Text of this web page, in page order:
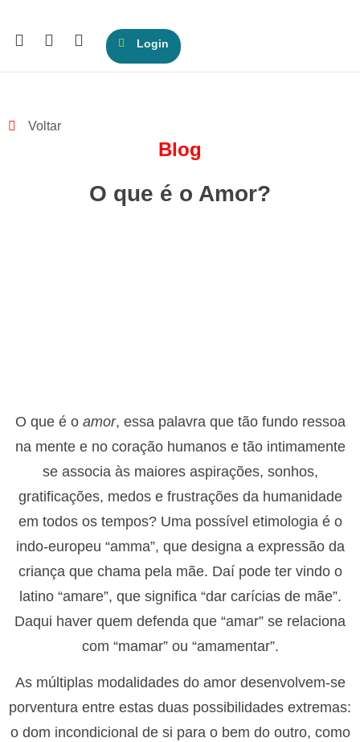
Login
Voltar
Blog
O que é o Amor?
O que é o amor, essa palavra que tão fundo ressoa
na mente e no coração humanos e tão intimamente
se associa às maiores aspirações, sonhos,
gratificações, medos e frustrações da humanidade
em todos os tempos? Uma possível etimologia é o
indo-europeu “amma”, que designa a expressão da
criança que chama pela mãe. Daí pode ter vindo o
latino “amare”, que significa “dar carícias de mãe”.
Daqui haver quem defenda que “amar” se relaciona
com “mamar” ou “amamentar”.
As múltiplas modalidades do amor desenvolvem-se
porventura entre estas duas possibilidades extremas:
o dom incondicional de si para o bem do outro, como